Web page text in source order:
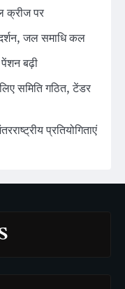
क्रीज पर
जल समाधि कल
बढ़ी
समिति गठित, टेंडर
प्रतियोगिताएं